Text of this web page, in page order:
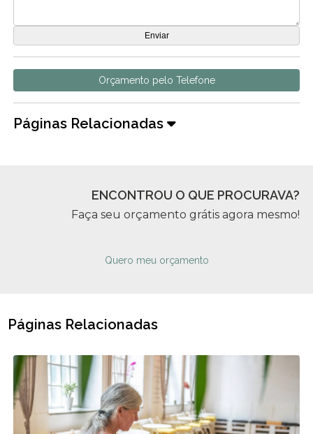
Orçamento pelo Telefone
Páginas Relacionadas
ENCONTROU O QUE PROCURAVA?
Faça seu orçamento grátis agora mesmo!
Quero meu orçamento
Páginas Relacionadas